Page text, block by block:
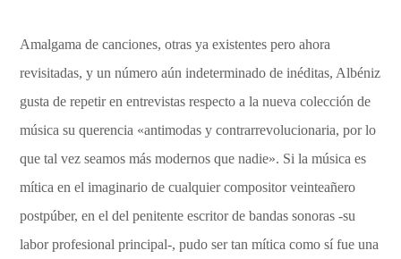
Amalgama de canciones, otras ya existentes pero ahora
revisitadas, y un número aún indeterminado de inéditas, Albéniz
gusta de repetir en entrevistas respecto a la nueva colección de
música su querencia «antimodas y contrarrevolucionaria, por lo
que tal vez seamos más modernos que nadie». Si la música es
mítica en el imaginario de cualquier compositor veinteañero
postpúber, en el del penitente escritor de bandas sonoras -su
labor profesional principal-, pudo ser tan mítica como sí fue una